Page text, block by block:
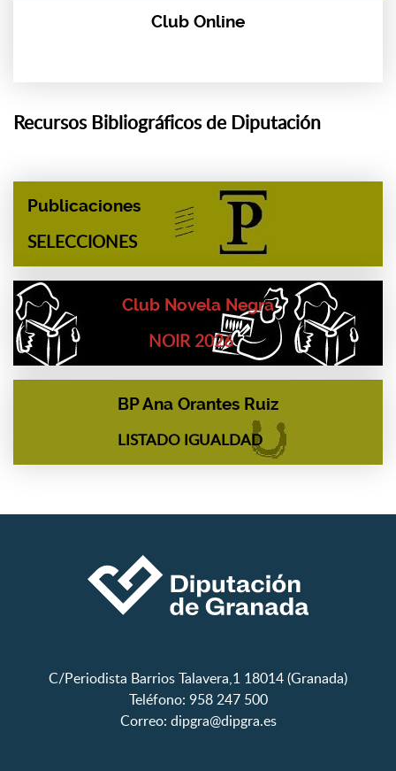
Club Online
Recursos Bibliográficos de Diputación
Publicaciones
SELECCIONES
Club Novela Negra
NOIR 2026
BP Ana Orantes Ruiz
LISTADO IGUALDAD
C/Periodista Barrios Talavera,1 18014 (Granada)
Teléfono: 958 247 500
Correo: dipgra@dipgra.es